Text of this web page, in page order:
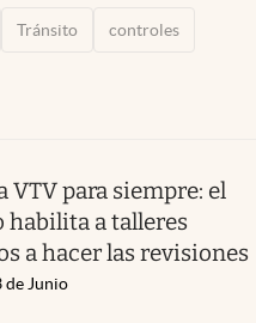
Tránsito controles
VTV para siempre: el
habilita a talleres
a hacer las revisiones
de Junio